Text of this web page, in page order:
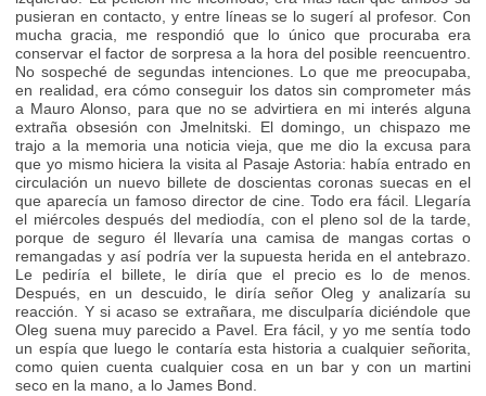
pusieran en contacto, y entre líneas se lo sugerí al profesor. Con
mucha gracia, me respondió que lo único que procuraba era
conservar el factor de sorpresa a la hora del posible reencuentro.
No sospeché de segundas intenciones. Lo que me preocupaba,
en realidad, era cómo conseguir los datos sin comprometer más
a Mauro Alonso, para que no se advirtiera en mi interés alguna
extraña obsesión con Jmelnitski. El domingo, un chispazo me
trajo a la memoria una noticia vieja, que me dio la excusa para
que yo mismo hiciera la visita al Pasaje Astoria: había entrado en
circulación un nuevo billete de doscientas coronas suecas en el
que aparecía un famoso director de cine. Todo era fácil. Llegaría
el miércoles después del mediodía, con el pleno sol de la tarde,
porque de seguro él llevaría una camisa de mangas cortas o
remangadas y así podría ver la supuesta herida en el antebrazo.
Le pediría el billete, le diría que el precio es lo de menos.
Después, en un descuido, le diría señor Oleg y analizaría su
reacción. Y si acaso se extrañara, me disculparía diciéndole que
Oleg suena muy parecido a Pavel. Era fácil, y yo me sentía todo
un espía que luego le contaría esta historia a cualquier señorita,
como quien cuenta cualquier cosa en un bar y con un martini
seco en la mano, a lo James Bond.